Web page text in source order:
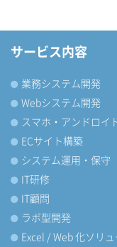
サービス内容
業務システム開発
Webシステム開発
スマホ・アンドロイ
ECサイト構築
システム運用・保守
IT研修
IT顧問
ラボ型開発
Excel / Web 化ソリ